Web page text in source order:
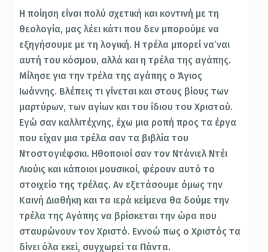
Η ποίηση είναι πολύ σχετική και κοντινή με τη
θεολογία, μας λέει κάτι που δεν μπορούμε να
εξηγήσουμε με τη λογική. Η τρέλα μπορεί να’ναι
αυτή του κόσμου, αλλά και η τρέλα της αγάπης.
Μίλησε για την τρέλα της αγάπης ο Άγιος
Ιωάννης. Βλέπεις τι γίνεται και στους βίους των
μαρτύρων, των αγίων και του ίδιου του Χριστού.
Εγώ σαν καλλιτέχνης, έχω μια ροπή προς τα έργα
που είχαν μια τρέλα σαν τα βιβλία του
Ντοστογιέφσκι. Ηθοποιοί σαν τον Ντάνιελ Ντέι
Λιούις και κάποιοι μουσικοί, φέρουν αυτό το
στοιχείο της τρέλας. Αν εξετάσουμε όμως την
Καινή Διαθήκη και τα ιερά κείμενα θα δούμε την
τρέλα της Αγάπης να βρίσκεται την ώρα που
σταυρώνουν τον Χριστό. Εννοώ πως ο Χριστός τα
δίνει όλα εκεί, συγχωρεί τα Πάντα.